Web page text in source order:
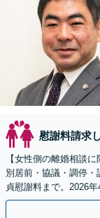
慰謝料請求
【女性側の離婚相談
別居前・協議・調停
貞慰謝料まで。2026
活を見据えて解決を支